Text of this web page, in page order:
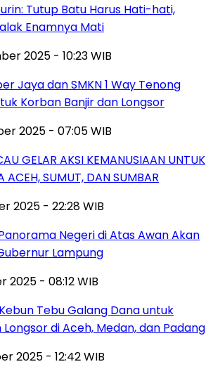
Tutup Batu Harus Hati-hati,
Enamnya Mati
2025 - 10:23 WIB
Jaya dan SMKN 1 Way Tenong
Korban Banjir dan Longsor
2025 - 07:05 WIB
GELAR AKSI KEMANUSIAAN UNTUK
ACEH, SUMUT, DAN SUMBAR
2025 - 22:28 WIB
Negeri di Atas Awan Akan
Lampung
2025 - 08:12 WIB
Tebu Galang Dana untuk
di Aceh, Medan, dan Padang
2025 - 12:42 WIB